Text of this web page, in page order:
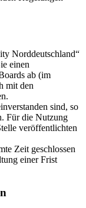
Norddeutschland“
einen
ab (im
mit den
sind, so
Für die Nutzung
veröffentlichten
Zeit geschlossen
einer Frist